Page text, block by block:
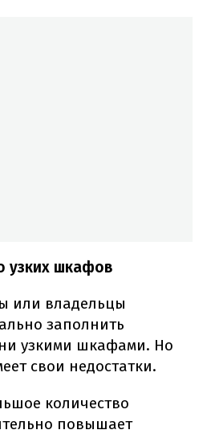
узких шкафов
или владельцы
заполнить
узкими шкафами. Но
свои недостатки.
количество
повышает